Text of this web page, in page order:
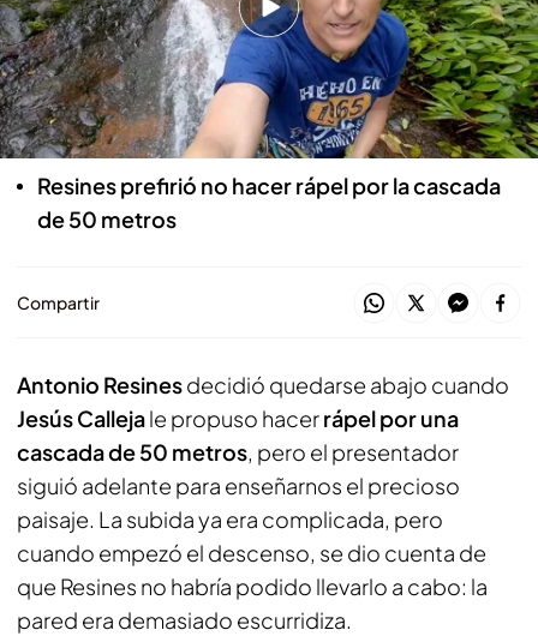
Jesús Calleja se fue de viaje a Costa Rica con
Antonio Resines
Julián, el hermano de Jesús Calleja, falleció de
cáncer
Resines prefirió no hacer rápel por la cascada
de 50 metros
Compartir
Antonio Resinesdecidió quedarse abajo cuando
Jesús Callejale propuso hacerrápel por una
cascada de 50 metros, pero el presentador
siguió adelante para enseñarnos el precioso
paisaje. La subida ya era complicada, pero
cuando empezó el descenso, se dio cuenta de
que Resines no habría podido llevarlo a cabo: la
pared era demasiado escurridiza.